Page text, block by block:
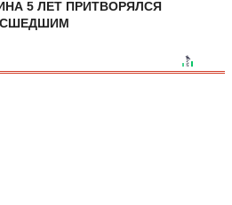
5 ЛЕТ ПРИТВОРЯЛСЯ